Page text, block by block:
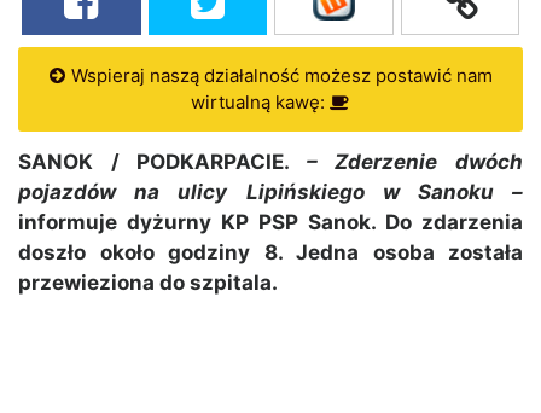
Wspieraj naszą działalność możesz postawić nam
wirtualną kawę:
SANOK / PODKARPACIE. – Zderzenie dwóch
pojazdów na ulicy Lipińskiego w Sanoku –
informuje dyżurny KP PSP Sanok. Do zdarzenia
doszło około godziny 8. Jedna osoba została
przewieziona do szpitala.